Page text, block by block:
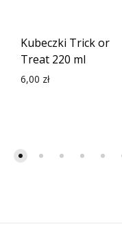
Kubeczki Trick or
Treat 220 ml
6,00 zł